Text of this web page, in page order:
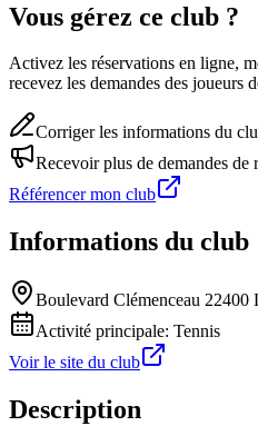
Vous gérez ce club ?
Activez les réservations en ligne,
recevez les demandes des joueurs
Corriger les informations du
Recevoir plus de demandes de
Référencer mon club
Informations du club
Boulevard Clémenceau 22400
Activité principale: Tennis
Voir le site du club
Description